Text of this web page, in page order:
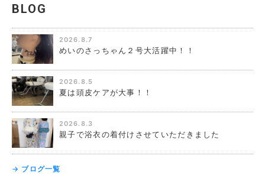
BLOG
2026.8.7
めいのさっちゃん２号大活躍中！！
2026.8.5
夏は頭皮ケアが大事！！
2026.8.3
親子で浴衣の着付けさせていただきました
→ ブログ一覧